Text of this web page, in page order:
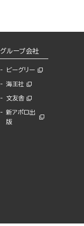
グループ会社
ビーグリー
海王社
文友舎
新アポロ出
版